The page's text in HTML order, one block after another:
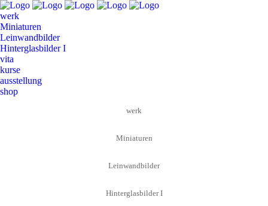
werk
Miniaturen
Leinwandbilder
Hinterglasbilder I
vita
kurse
ausstellung
shop
werk
Miniaturen
Leinwandbilder
Hinterglasbilder I